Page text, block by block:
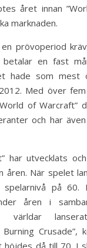
året innan
marknaden.
prövoperiod
betalar en fast
hade som mest
Med över
of Warcraft”
och har även
har utvecklats
åren. När spelet
spelarnivå på 60.
åren i
världar
Burning Crusade”,
höjdes då till 70. I